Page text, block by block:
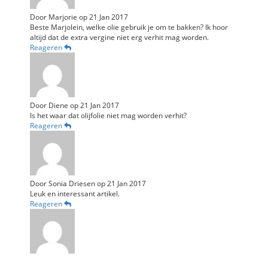
Door Marjorie op21 Jan 2017
Beste Marjolein, welke olie gebruik je om te bakken? Ik hoor
altijd dat de extra vergine niet erg verhit mag worden.
Reageren
Door Diene op21 Jan 2017
Is het waar dat olijfolie niet mag worden verhit?
Reageren
DoorSonia Driesenop21 Jan 2017
Leuk en interessant artikel.
Reageren